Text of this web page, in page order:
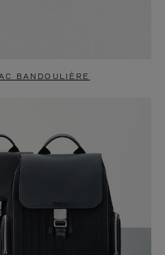
BANDOULIÈRE